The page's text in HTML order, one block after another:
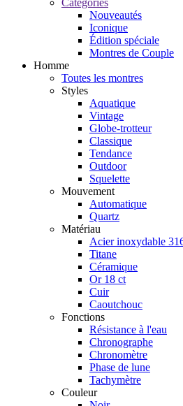
Nouveautés
Iconique
Édition spéciale
Montres de Couple
Homme
Toutes les montres
Styles
Aquatique
Vintage
Globe-trotteur
Classique
Tendance
Outdoor
Squelette
Mouvement
Automatique
Quartz
Matériau
Acier inoxydable
Titane
Céramique
Or 18 ct
Cuir
Caoutchouc
Fonctions
Résistance à l'eau
Chronographe
Chronomètre
Phase de lune
Tachymètre
Couleur